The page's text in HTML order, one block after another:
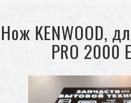
Нож KENWOOD,
PRO 2000